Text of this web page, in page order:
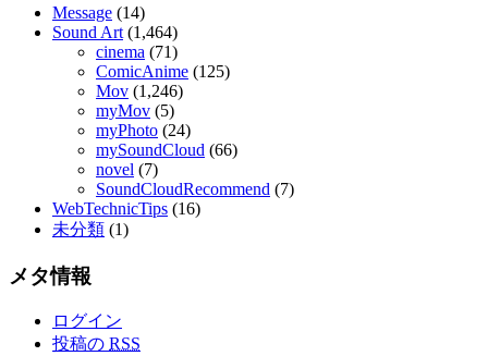
Message (14)
Sound Art (1,464)
cinema (71)
ComicAnime (125)
Mov (1,246)
myMov (5)
myPhoto (24)
mySoundCloud (66)
novel (7)
SoundCloudRecommend (7)
WebTechnicTips (16)
未分類 (1)
メタ情報
ログイン
投稿の RSS